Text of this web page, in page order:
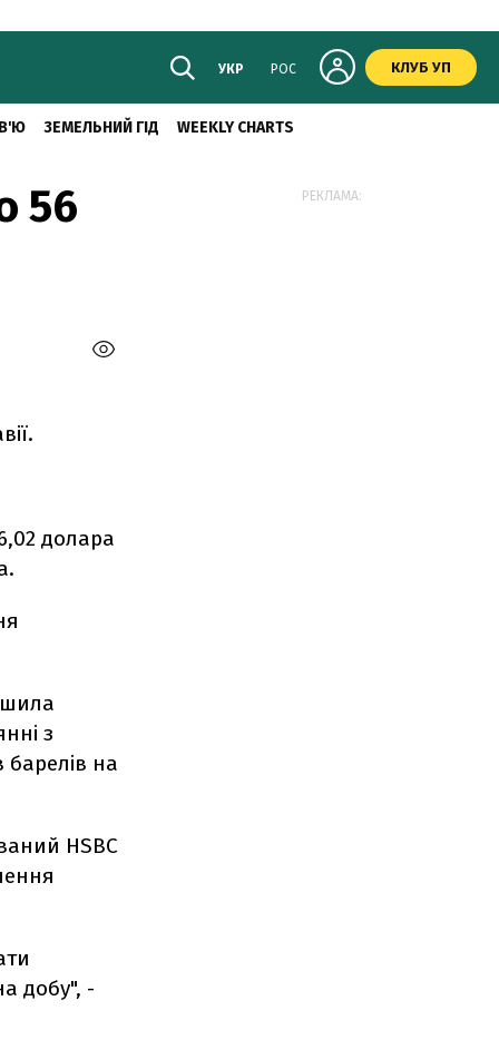
УКР РОС КЛУБ УП
ЗЕМЕЛЬНИЙ ГІД WEEKLY CHARTS
56
долара
з
на
HSBC
добу", -
РЕКЛАМА: